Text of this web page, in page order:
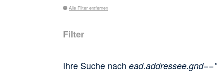
Alle Filter entfernen
Filter
Ihre Suche nach